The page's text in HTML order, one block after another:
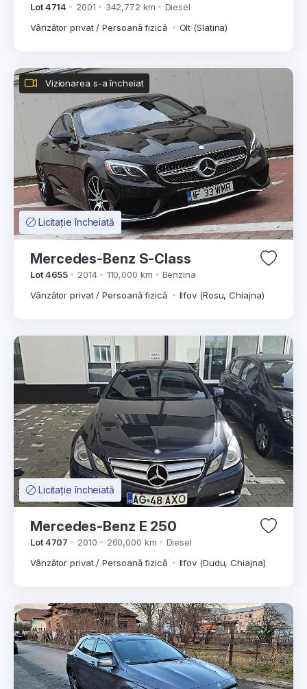
Lot 4714 2001 342,772 km
Diesel
Vânzător privat / Persoană fizică
Olt (Slatina)
Licitație încheiată
Vizionarea s-a încheiat
Mercedes-Benz S-Class
Lot 4655 2014 110,000 km
Benzina
Vânzător privat / Persoană fizică
Ilfov (Rosu, Chiajna)
Licitație încheiată
Mercedes-Benz E 250
Lot 4707 2010 260,000 km
Diesel
Vânzător privat / Persoană fizică
Ilfov (Dudu, Chiajna)